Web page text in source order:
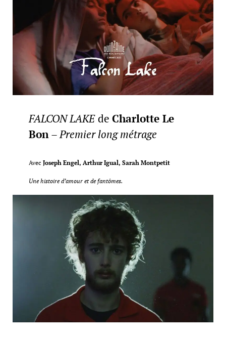
FALCON LAKE de Charlotte Le
Bon–Premier long métrage
Avec Joseph Engel, Arthur Igual, Sarah Montpetit
Une histoire d’amour et de fantômes.